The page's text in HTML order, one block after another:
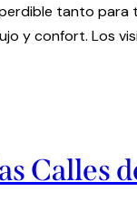
tanto
y confort. Los
Calles